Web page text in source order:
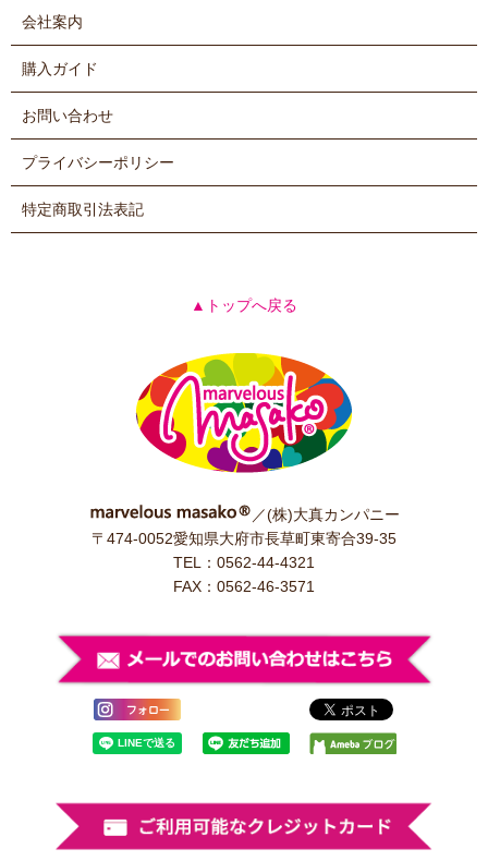
会社案内
購入ガイド
お問い合わせ
プライバシーポリシー
特定商取引法表記
▲トップへ戻る
／(株)大真カンパニー
〒474-0052愛知県大府市長草町東寄合39-35
TEL：0562-44-4321
FAX：0562-46-3571